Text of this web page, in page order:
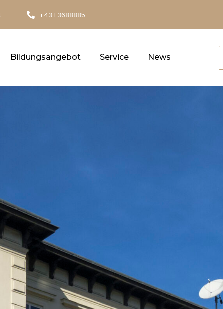
+43 1 3688885
Bildungsangebot Service News